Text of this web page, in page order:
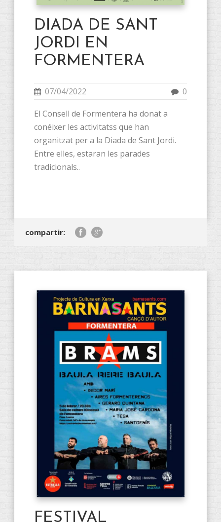
DIADA DE SANT
JORDI EN
FORMENTERA
07/04/2022 0
El Consell de Formentera ha donat a
conéixer les activitatss que han
organitzat per a la Diada de Sant Jordi.
Entre elles, estaran les parades
tradicionals..
compartir:
FESTIVAL